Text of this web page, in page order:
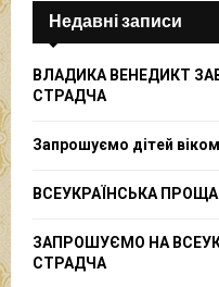
f
r
Недавні записи
ВЛАДИКА ВЕНЕДИКТ
СТРАДЧА
Запрошуємо дітей
ВСЕУКРАЇНСЬКА ПРОЩА
ЗАПРОШУЄМО НА
СТРАДЧА